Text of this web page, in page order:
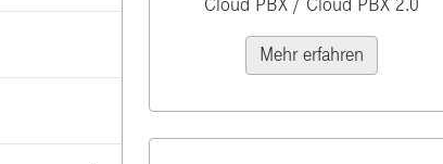
Cloud PBX / Cloud PBX 2.0
Mehr erfahren